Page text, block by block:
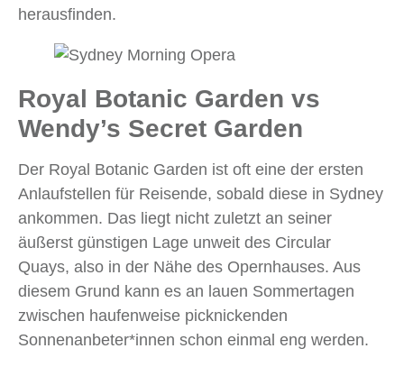
herausfinden.
Royal Botanic Garden vs
Wendy’s Secret Garden
Der Royal Botanic Garden ist oft eine der ersten
Anlaufstellen für Reisende, sobald diese in Sydney
ankommen. Das liegt nicht zuletzt an seiner
äußerst günstigen Lage unweit des Circular
Quays, also in der Nähe des Opernhauses. Aus
diesem Grund kann es an lauen Sommertagen
zwischen haufenweise picknickenden
Sonnenanbeter*innen schon einmal eng werden.